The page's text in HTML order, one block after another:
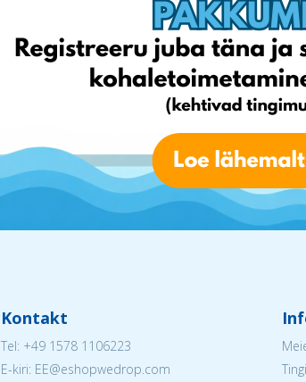
Kontakt
Tel: +49 1578 1106223
E-kiri: EE@eshopwedrop.com